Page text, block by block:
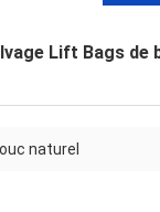
Lift Bags de
naturel